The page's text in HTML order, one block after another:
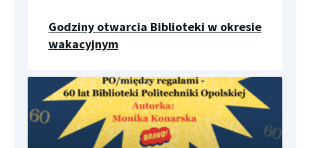
Godziny otwarcia Biblioteki w okresie
wakacyjnym